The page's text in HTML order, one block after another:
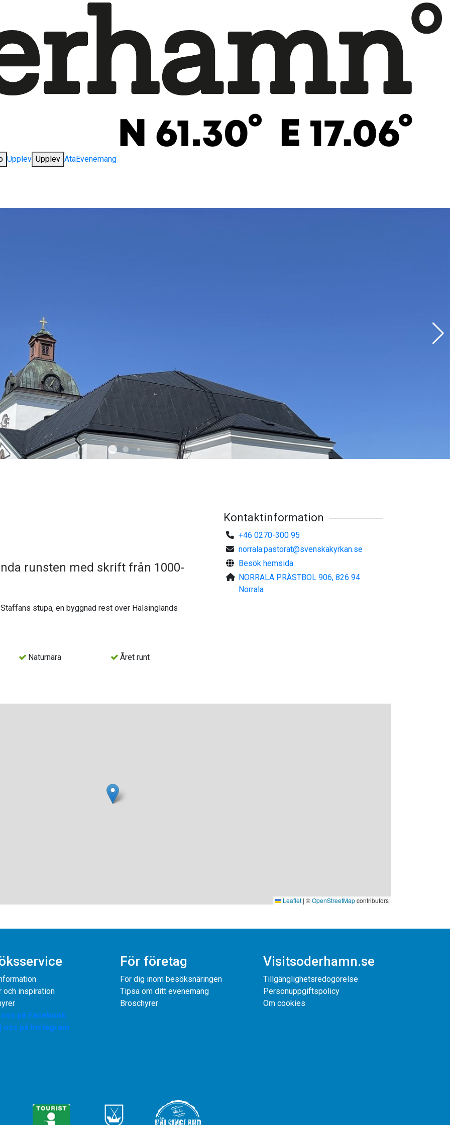
Upplev Upplev ÄtaEvenemang
runsten med skrift från 1000-
stupa, en byggnad rest över Hälsinglands
Naturnära Året runt
Kontaktinformation
+46 0270-300 95
norrala.pastorat@svenskakyrkan.se
Besök hemsida
NORRALA PRÄSTBOL 906, 826 94
Norrala
Leaflet | ©OpenStreetMapcontributors
och inspiration
på Facebook
oss på Instagram
För företag
För dig inom besöksnäringen
Tipsa om ditt evenemang
Broschyrer
Visitsoderhamn.se
Tillgänglighetsredogörelse
Personuppgiftspolicy
Om cookies